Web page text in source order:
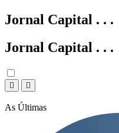
Jornal Capital . . .
Jornal Capital . . .
As Últimas